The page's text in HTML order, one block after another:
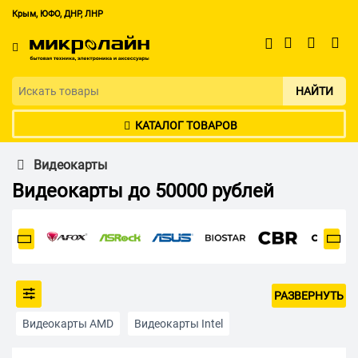
Крым, ЮФО, ДНР, ЛНР
НАЙТИ
КАТАЛОГ ТОВАРОВ
Видеокарты
Видеокарты до 50000 рублей
Видеокарты AMD Видеокарты Intel
РАЗВЕРНУТЬ